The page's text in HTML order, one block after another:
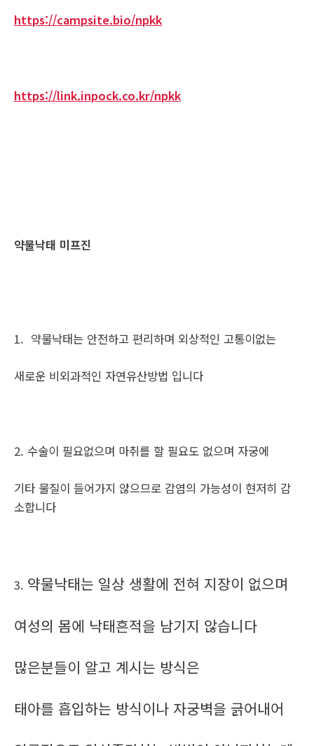
https://campsite.bio/npkk
https://link.inpock.co.kr/npkk
약물낙태 미프진
1. 약물낙태는 안전하고 편리하며 외상적인 고통이없는
새로운 비외과적인 자연유산방법 입니다
2. 수술이 필요없으며 마취를 할 필요도 없으며 자궁에
기타 물질이 들어가지 않으므로 감염의 가능성이 현저히 감
소합니다
3. 약물낙태는 일상 생활에 전혀 지장이 없으며
여성의 몸에 낙태흔적을 남기지 않습니다
많은분들이 알고 계시는 방식은
태아를 흡입하는 방식이나 자궁벽을 긁어내어